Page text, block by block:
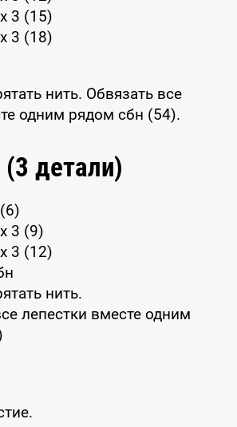
3 (15)
3 (18)
нить. Обвязать все
одним рядом сбн (54).
детали)
3 (9)
3 (12)
нить.
лепестки вместе одним